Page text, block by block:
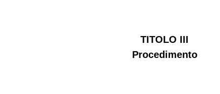
TITOLO III
Procedimento